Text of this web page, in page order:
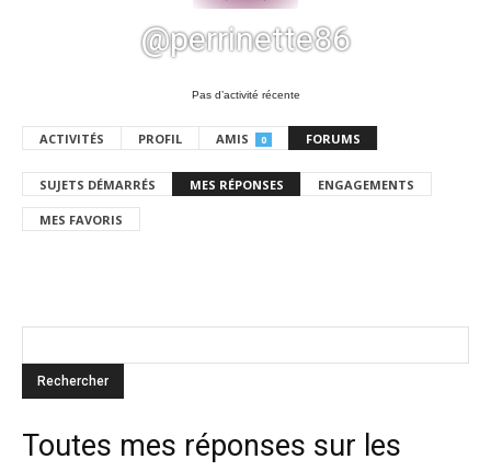
@perrinette86
Pas d’activité récente
ACTIVITÉS PROFIL AMIS 0 FORUMS
SUJETS DÉMARRÉS MES RÉPONSES ENGAGEMENTS
MES FAVORIS
Toutes mes réponses sur les